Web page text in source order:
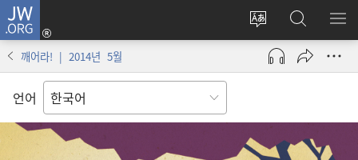
JW.ORG
사이트
언어
변경
로그인
(새로운
열기)
JW.ORG
검색
메
깨어라! | 2014년 5월
언어